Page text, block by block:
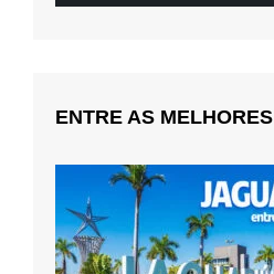
ENTRE AS MELHORES